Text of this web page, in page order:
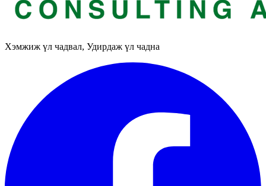
Хэмжиж үл чадвал, Удирдаж үл чадна